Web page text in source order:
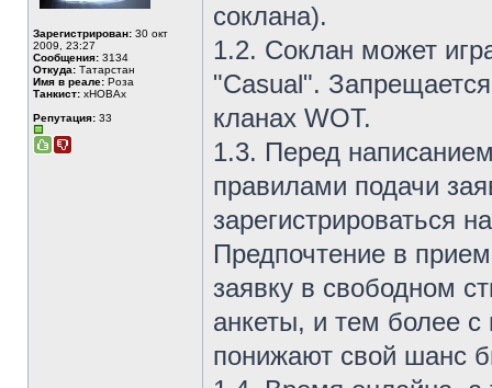
Зарегистрирован: 30 окт
2009, 23:27
Сообщения: 3134
Откуда: Татарстан
Имя в реале: Роза
Танкист: xHOBAx
Репутация: 33
соклана).
1.2. Соклан может
"Casual".
кланах WOT.
1.3. Перед
правилами подачи
зарегистрироваться
Предпочтение в
заявку в свободном
анкеты, и тем более
понижают свой шанс